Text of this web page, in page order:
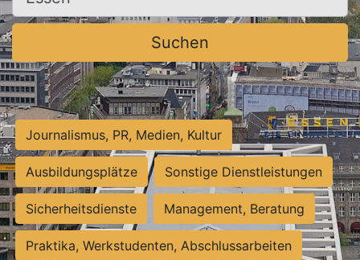
Suchen
Journalismus, PR, Medien, Kultur
Ausbildungsplätze Sonstige Dienstleistungen
Sicherheitsdienste Management, Beratung
Praktika, Werkstudenten, Abschlussarbeiten